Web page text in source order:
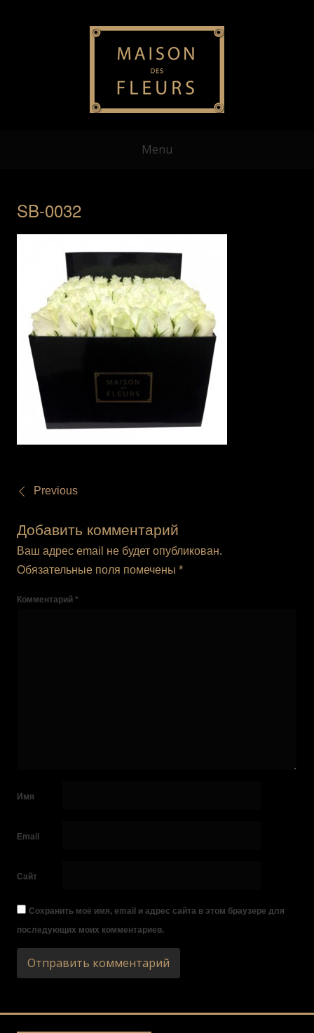
Menu
SB-0032
Previous
Добавить комментарий
Ваш адрес email не будет опубликован.
Обязательные поля помечены *
Комментарий *
Имя
Email
Сайт
Сохранить моё имя, email и адрес сайта в этом браузере для
последующих моих комментариев.